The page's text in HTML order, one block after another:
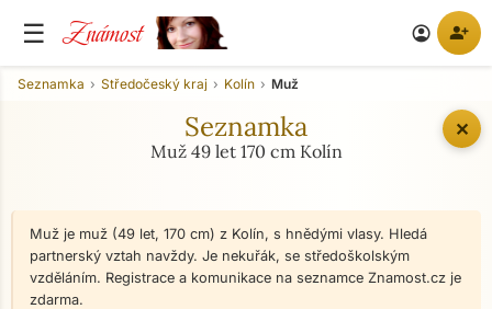
☰ Známost account_circle person_add
✕
Seznamka Středočeský kraj Kolín Muž
Seznamka
Muž 49 let 170 cm Kolín
Muž je muž (49 let, 170 cm) z Kolín, s hnědými vlasy. Hledá
partnerský vztah navždy. Je nekuřák, se středoškolským
vzděláním. Registrace a komunikace na seznamce Znamost.cz je
zdarma.